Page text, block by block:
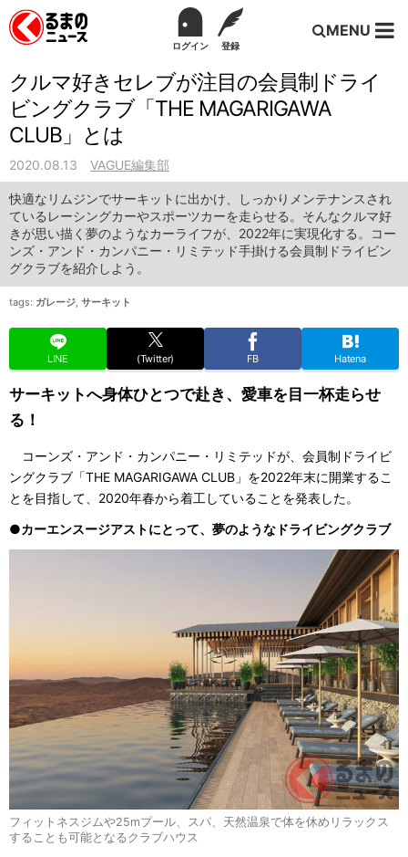
ログイン 登録
MENU
クルマ好きセレブが注目の会員制ドライ
ビングクラブ「THE MAGARIGAWA
CLUB」とは
2020.08.13 VAGUE編集部
快適なリムジンでサーキットに出かけ、しっかりメンテナンスされ
ているレーシングカーやスポーツカーを走らせる。そんなクルマ好
きが思い描く夢のようなカーライフが、2022年に実現化する。コー
ンズ・アンド・カンパニー・リミテッド手掛ける会員制ドライビン
グクラブを紹介しよう。
tags: ガレージ, サーキット
LINE (Twitter) FB Hatena
サーキットへ身体ひとつで赴き、愛車を目一杯走らせ
る！
コーンズ・アンド・カンパニー・リミテッドが、会員制ドライビ
ングクラブ「THE MAGARIGAWA CLUB」を2022年末に開業するこ
とを目指して、2020年春から着工していることを発表した。
●カーエンスージアストにとって、夢のようなドライビングクラブ
フィットネスジムや25mプール、スパ、天然温泉で体を休めリラックス
することも可能となるクラブハウス